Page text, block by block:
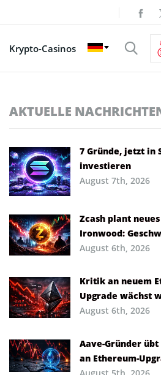
Krypto-Casinos
AKTUELLE
7 Gründe, jetzt in
investieren
August 7th, 2026
Zcash plant
Ironwood:
August 6th, 2026
Kritik an neuem
Upgrade wächst
August 6th, 2026
Aave-Gründer
an Ethereum-